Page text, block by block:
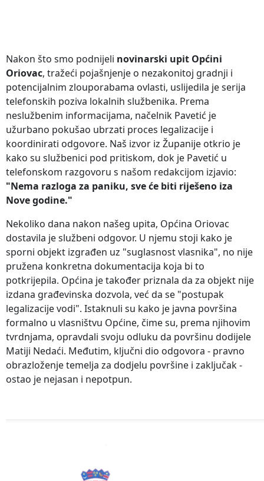
Nakon što smo podnijeli novinarski upit Općini
Oriovac, tražeći pojašnjenje o nezakonitoj gradnji i
potencijalnim zlouporabama ovlasti, uslijedila je serija
telefonskih poziva lokalnih službenika. Prema
neslužbenim informacijama, načelnik Pavetić je
užurbano pokušao ubrzati proces legalizacije i
koordinirati odgovore. Naš izvor iz Županije otkrio je
kako su službenici pod pritiskom, dok je Pavetić u
telefonskom razgovoru s našom redakcijom izjavio:
"Nema razloga za paniku, sve će biti riješeno iza
Nove godine."
Nekoliko dana nakon našeg upita, Općina Oriovac
dostavila je službeni odgovor. U njemu stoji kako je
sporni objekt izgrađen uz "suglasnost vlasnika", no nije
pružena konkretna dokumentacija koja bi to
potkrijepila. Općina je također priznala da za objekt nije
izdana građevinska dozvola, već da se "postupak
legalizacije vodi". Istaknuli su kako je javna površina
formalno u vlasništvu Općine, čime su, prema njihovim
tvrdnjama, opravdali svoju odluku da površinu dodijele
Matiji Nedaći. Međutim, ključni dio odgovora - pravno
obrazloženje temelja za dodjelu površine i zaključak -
ostao je nejasan i nepotpun.